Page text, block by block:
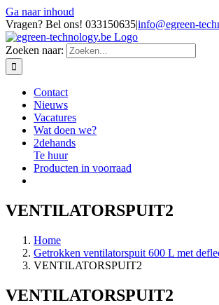
Ga naar inhoud
Vragen? Bel ons! 033150635|info@egreen-
Zoeken naar:
Contact
Nieuws
Vacatures
Wat doen we?
2dehands
Te huur
Producten in voorraad
VENTILATORSPUIT2
Home
Getrokken ventilatorspuit 600 L met
VENTILATORSPUIT2
VENTILATORSPUIT2